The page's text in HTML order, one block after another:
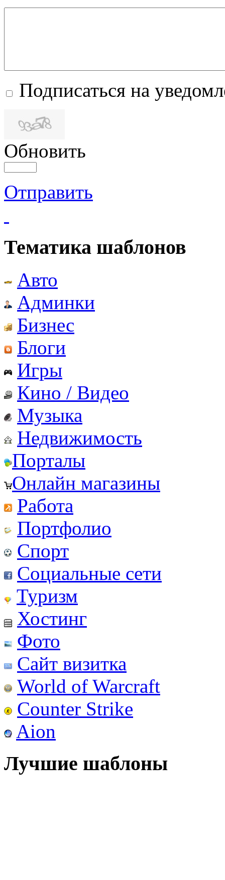
Подписаться на
Обновить
Отправить
Тематика шаблонов
Авто
Админки
Бизнес
Блоги
Игры
Кино / Видео
Музыка
Недвижимость
Порталы
Онлайн магазины
Работа
Портфолио
Спорт
Социальные сети
Туризм
Хостинг
Фото
Сайт визитка
World of Warcraft
Counter Strike
Aion
Лучшие шаблоны